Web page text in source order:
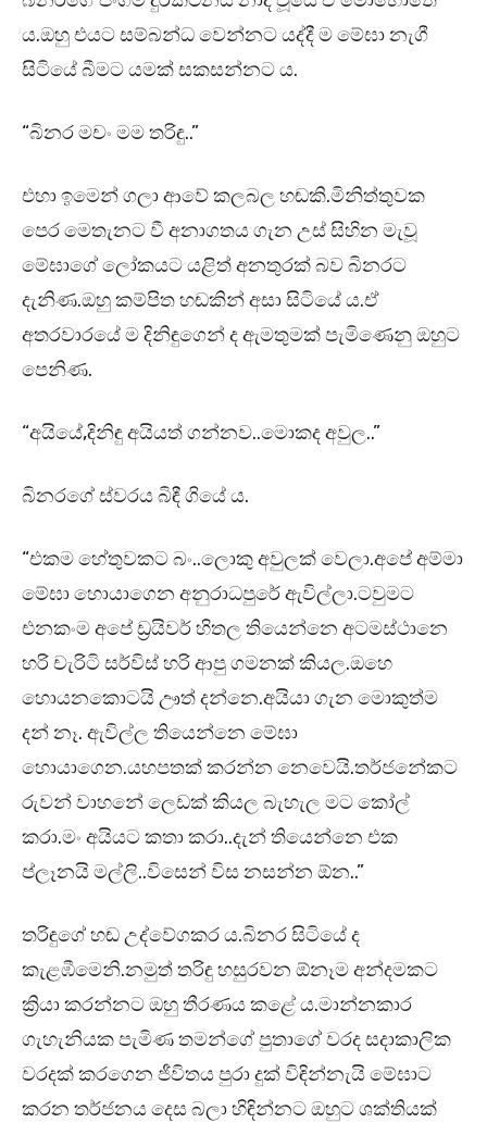
ය.ඔහු එයට සම්බන්ධ වෙන්නට යද්දී ම මේඝා නැගී
සිටියේ බීමට යමක් සකසන්නට ය.
“බිනර මචං මම තරිඳු..”
එහා ඉමෙන් ගලා ආවේ කලබල හඬකි.මිනිත්තුවක
පෙර මෙතැනට වී අනාගතය ගැන උස් සිහින මැවූ
මේඝාගේ ලෝකයට යළිත් අනතුරක් බව බිනරට
දැනිණ.ඔහු කම්පිත හඬකින් අසා සිටියේ ය.ඒ
අතරවාරයේ ම දිනිඳුගෙන් ද ඇමතුමක් පැමිණෙනු ඔහුට
පෙනිණ.
“අයියේ,දිනිඳු අයියත් ගන්නව..මොකද අවුල..”
බිනරගේ ස්වරය බිඳී ගියේ ය.
“එකම හේතුවකට බං..ලොකු අවුලක් වෙලා.අපේ අම්මා
මේඝා හොයාගෙන අනුරාධපුරේ ඇවිල්ලා.ටවුමට
එනකංම අපේ ඩ්‍රයිවර් හිතල තියෙන්නෙ අටමස්ථානෙ
හරි චැරිටි සර්විස් හරි ආපු ගමනක් කියල.ඔහෙ
හොයනකොටයි ඌත් දන්නෙ.අයියා ගැන මොකුත්ම
දන් නෑ. ඇවිල්ල තියෙන්නෙ මේඝා
හොයාගෙන.යහපතක් කරන්න නෙවෙයි.තර්ජනේකට
රුවන් වාහනේ ලෙඩක් කියල බැහැල මට කෝල්
කරා.මං අයියට කතා කරා..දැන් තියෙන්නෙ එක
ප්ලෑනයි මල්ලි..විසෙන් විස නසන්න ඕන..”
තරිඳුගේ හඬ උද්වේගකර ය.බිනර සිටියේ ද
කැළඹීමෙනි.නමුත් තරිඳු හසුරවන ඕනෑම අන්දමකට
ක්‍රියා කරන්නට ඔහු තීරණය කළේ ය.මාන්නකාර
ගැහැනියක පැමිණ තමන්ගේ පුතාගේ වරද සදාකාලික
වරදක් කරගෙන ජීවිතය පුරා දුක් විඳින්නැයි මේඝාට
කරන තර්ජනය දෙස බලා හිඳින්නට ඔහුට ශක්තියක්